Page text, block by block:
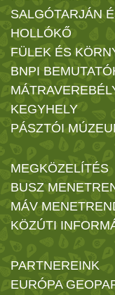
SALGÓTARJÁN
HOLLÓKŐ
FÜLEK ÉS
BNPI
KEGYHELY
PÁSZTÓI
MEGKÖZELÍTÉS
BUSZ
MÁV
KÖZÚTI
PARTNEREINK
EURÓPA